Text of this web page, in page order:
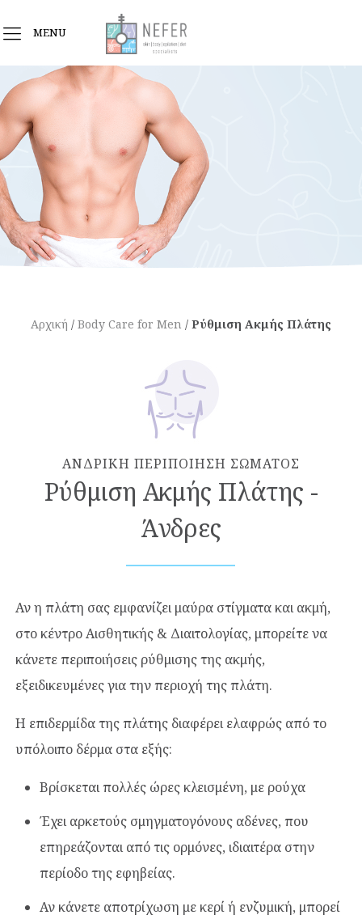
MENU
Αρχική / Body Care for Men / Ρύθμιση Ακμής Πλάτης
ΑΝΔΡΙΚΗ ΠΕΡΙΠΟΙΗΣΗ ΣΩΜΑΤΟΣ
Ρύθμιση Ακμής Πλάτης -
Άνδρες
Αν η πλάτη σας εμφανίζει μαύρα στίγματα και ακμή,
στο κέντρο Αισθητικής & Διαιτολογίας, μπορείτε να
κάνετε περιποιήσεις ρύθμισης της ακμής,
εξειδικευμένες για την περιοχή της πλάτη.
Η επιδερμίδα της πλάτης διαφέρει ελαφρώς από το
υπόλοιπο δέρμα στα εξής:
Βρίσκεται πολλές ώρες κλεισμένη, με ρούχα
Έχει αρκετούς σμηγματογόνους αδένες, που
επηρεάζονται από τις ορμόνες, ιδιαιτέρα στην
περίοδο της εφηβείας.
Αν κάνετε αποτρίχωση με κερί ή ενζυμική, μπορεί